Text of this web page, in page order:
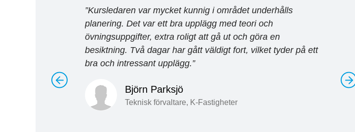
”Kursledaren var mycket kunnig i området underhålls
planering. Det var ett bra upplägg med teori och
övningsuppgifter, extra roligt att gå ut och göra en
besiktning. Två dagar har gått väldigt fort, vilket tyder på ett
bra och intressant upplägg.”
Björn Parksjö
Teknisk förvaltare, K-Fastigheter
efter
i